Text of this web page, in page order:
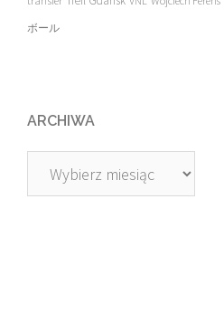
ボール
ARCHIWA
Archiwa